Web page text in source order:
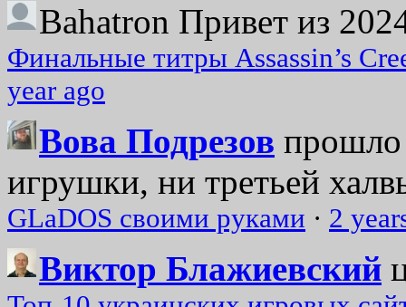
Bahatron Привет из
Финальные титры Assassin’s
year ago
Вова Подрезов прошло
игрушки, ни третьей
GLaDOS своими руками · 2
Виктор Блажиевский